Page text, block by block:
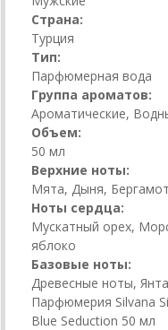
Страна:
Турция
Тип:
Парфюмерная вода
Группа ароматов:
Ароматические,
Объем:
50 мл
Верхние ноты:
Мята, Дыня,
Ноты сердца:
Мускатный орех,
яблоко
Базовые ноты:
Древесные ноты,
Парфюмерия Silvana
Blue Seduction 50 мл